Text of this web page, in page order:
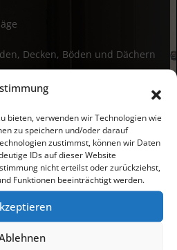
bieten, verwenden wir Technologien wie
zu speichern und/oder darauf
zustimmst, können wir Daten
IDs auf dieser Website
nicht erteilst oder zurückziehst,
Funktionen beeinträchtigt werden.
Decken, Böden und Dächern
souveräne,
Ausführung des Auftrages
uns eingesetzten erfahrenen
ist die genehmigungspflichtige
Hausschwamm befallenen
68800.